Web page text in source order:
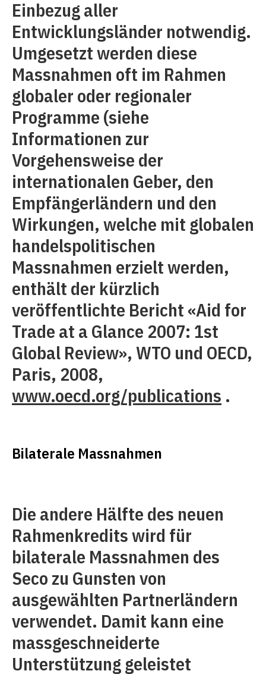
Einbezug aller
Entwicklungsländer notwendig.
Umgesetzt werden diese
Massnahmen oft im Rahmen
globaler oder regionaler
Programme (siehe
Informationen zur
Vorgehensweise der
internationalen Geber, den
Empfängerländern und den
Wirkungen, welche mit globalen
handelspolitischen
Massnahmen erzielt werden,
enthält der kürzlich
veröffentlichte Bericht «Aid for
Trade at a Glance 2007: 1st
Global Review», WTO und OECD,
Paris, 2008,
www.oecd.org/publications .
Bilaterale Massnahmen
Die andere Hälfte des neuen
Rahmenkredits wird für
bilaterale Massnahmen des
Seco zu Gunsten von
ausgewählten Partnerländern
verwendet. Damit kann eine
massgeschneiderte
Unterstützung geleistet